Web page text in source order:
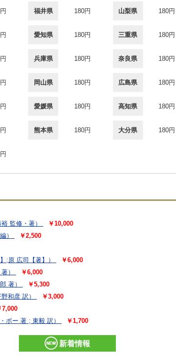
福井県 180円 山梨県 180円
愛知県 180円 三重県 180円
兵庫県 180円 奈良県 180円
岡山県 180円 広島県 180円
愛媛県 180円 高知県 180円
熊本県 180円 大分県 180円
監修・著）
￥10,000
）
￥2,500
;原 広司【著】）
￥6,000
）
￥6,000
著）
￥5,300
和彦 訳）
￥3,000
7,000
ボー 著 ; 東毅 訳） ￥1,700
新着情報